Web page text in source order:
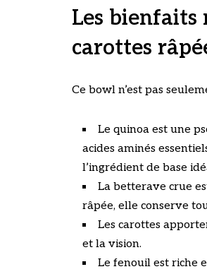
Les
carottes
Ce bowl n’est pas
Le quinoa est une
acides aminés
l’ingrédient de base
La betterave crue
râpée, elle conserve
Les carottes
et la vision.
Le fenouil est riche